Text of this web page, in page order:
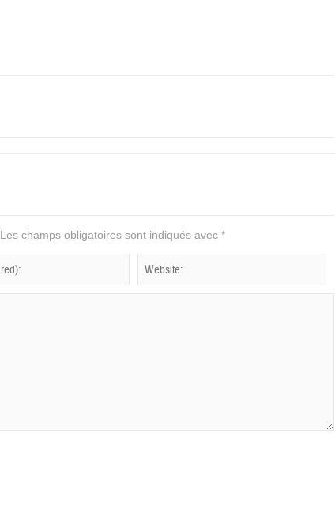
Les champs obligatoires sont indiqués avec *